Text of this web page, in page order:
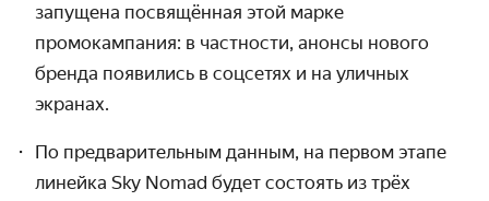
запущена посвящённая этой марке
промокампания: в частности, анонсы нового
бренда появились в соцсетях и на уличных
экранах.
По предварительным данным, на первом этапе
линейка Sky Nomad будет состоять из трёх